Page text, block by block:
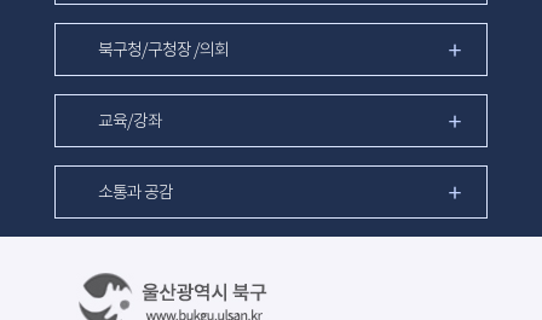
북구청/구청장 /의회
교육/강좌
소통과 공감